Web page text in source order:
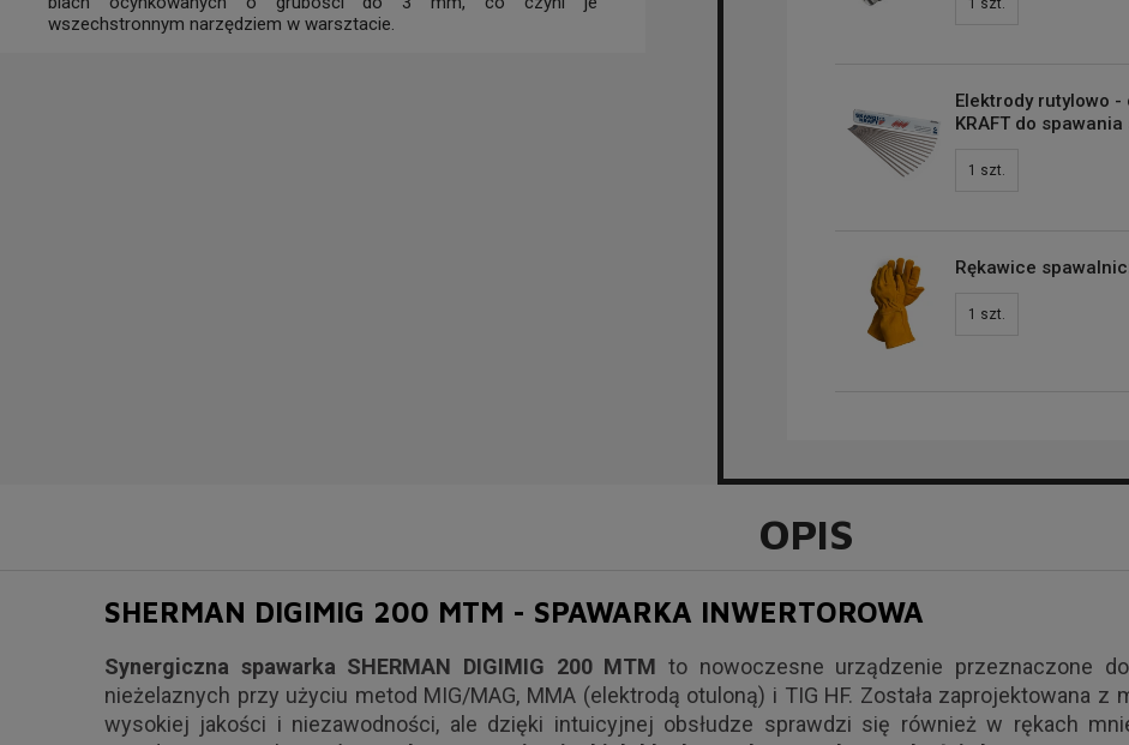
wszechstronnym narzędziem w warsztacie.
1 szt.
Elektrody rutylowo -
KRAFT do
1 szt.
Rękawice
1 szt.
OPIS
SHERMAN DIGIMIG 200 MTM - SPAWARKA INWERTOROWA
Synergiczna spawarka SHERMAN DIGIMIG 200 MTM to nowoczesne urządzenie przeznaczone
nieżelaznych przy użyciu metod MIG/MAG, MMA (elektrodą otuloną) i TIG HF. Została zaprojektowana
wysokiej jakości i niezawodności, ale dzięki intuicyjnej obsłudze sprawdzi się również w rękach